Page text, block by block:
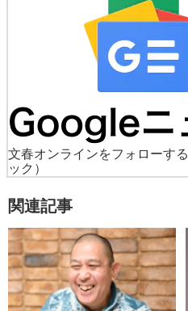
文春オンラインをフォローする
ック）
関連記事